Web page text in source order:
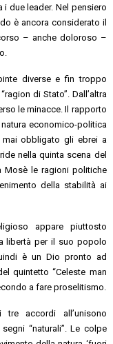
due leader. Nel pensiero
è ancora considerato il
– anche doloroso –
diverse e fin troppo
di Stato”. Dall’altra
le minacce. Il rapporto
economico-politica
mai obbligato gli ebrei a
nella quinta scena del
Mosè le ragioni politiche
della stabilità ai
appare piuttosto
libertà per il suo popolo
è un Dio pronto ad
quintetto “Celeste man
a fare proselitismo.
accordi all’unisono
“naturali”. Le colpe